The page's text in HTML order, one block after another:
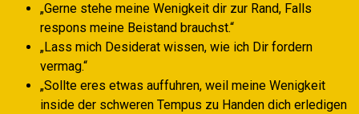
„Gerne stehe meine Wenigkeit dir zur Rand, Falls
respons meine Beistand brauchst.“
„Lass mich Desiderat wissen, wie ich Dir fordern
vermag.“
„Sollte eres etwas auffuhren, weil meine Wenigkeit
inside der schweren Tempus zu Handen dich erledigen